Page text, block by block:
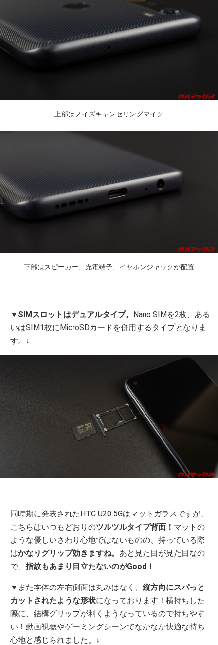
上部はノイズキャンセリングマイク
下部はスピーカー、充電端子、イヤホンジャックが配置
▼ SIMスロットはデュアルタイプ。
Nano SIMを2枚、ある
いはSIM1枚にMicroSDカードを併用するタイプとなりま
す。↓
同時期に発表されたHTC U20 5Gはマットガラスですが、
こちらはいつもどおりのツルツルタイプ背面！ マットの
ような優しいさわり心地ではないものの、持っている際
はかなりグリップ効きますね。 あと見た目が見た目なの
で、指紋もあまり目立たないのがGood！
▼また本体の左右側面は丸みはなく、縦方向にスパっと
カットされたような形状になっております！横持ちした
際に、結構グリップが利くようなっているので持ちやす
い！動画視聴やゲーミングシーンでなかなか快適な持ち
心地と感じられました。↓